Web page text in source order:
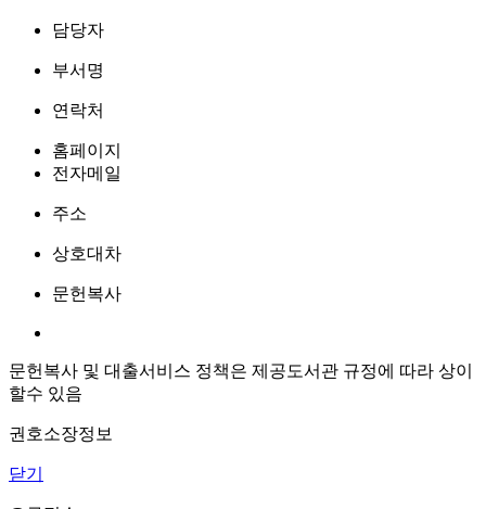
담당자
부서명
연락처
홈페이지
전자메일
주소
상호대차
문헌복사
문헌복사 및 대출서비스 정책은 제공도서관 규정에 따라 상이
할수 있음
권호소장정보
닫기